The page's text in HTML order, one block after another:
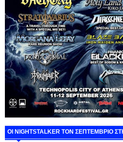
ΟΙ NIGHTSTALKER ΤΟΝ ΣΕΠΤΕΜΒΡΙΟ